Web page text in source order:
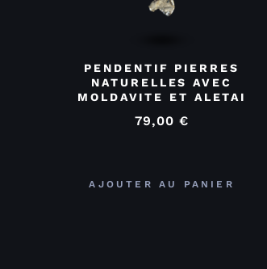
PENDENTIF PIERRES
NATURELLES AVEC
MOLDAVITE ET ALETAI
79,00€
AJOUTER AU PANIER